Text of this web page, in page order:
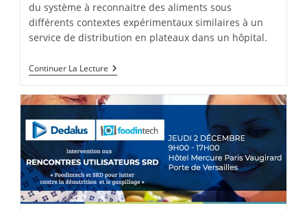
du système à reconnaitre des aliments sous
différents contextes expérimentaux similaires à un
service de distribution en plateaux dans un hôpital.
Continuer La Lecture